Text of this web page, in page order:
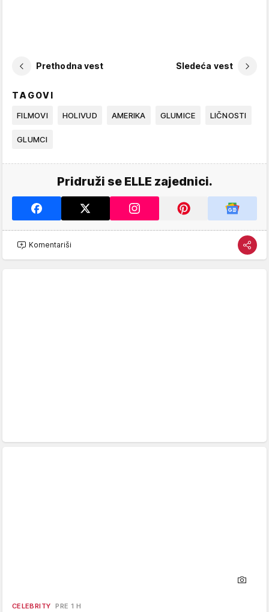
Prethodna vest Sledeća vest
TAGOVI
FILMOVI HOLIVUD AMERIKA GLUMICE LIČNOSTI
GLUMCI
Pridruži se ELLE zajednici.
Komentariši
CELEBRITY PRE 1 H